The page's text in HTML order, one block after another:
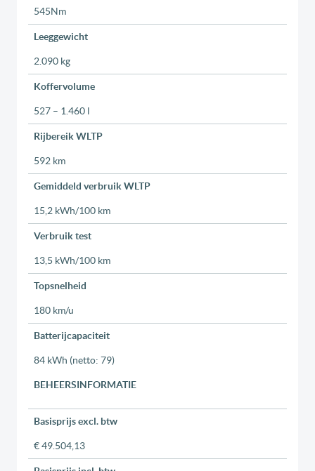
545Nm
Leeggewicht
2.090 kg
Koffervolume
527 – 1.460 l
Rijbereik WLTP
592 km
Gemiddeld verbruik WLTP
15,2 kWh/100 km
Verbruik test
13,5 kWh/100 km
Topsnelheid
180 km/u
Batterijcapaciteit
84 kWh (netto: 79)
BEHEERSINFORMATIE
Basisprijs excl. btw
€ 49.504,13